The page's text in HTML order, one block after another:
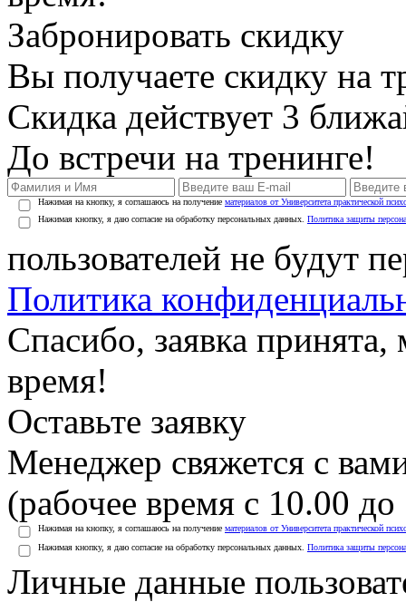
Забронировать скидку
Вы получаете скидку на
Скидка действует 3
До встречи на тренинге!
Нажимая на кнопку, я соглашаюсь на получение материалов от Университета практической
Нажимая кнопку, я даю согласие на обработку персональных данных. Политика защиты
пользователей не будут
Политика
Спасибо, заявка
время!
Оставьте заявку
Менеджер свяжется с
(рабочее время с 10.00
Нажимая на кнопку, я соглашаюсь на получение материалов от Университета практической
Нажимая кнопку, я даю согласие на обработку персональных данных. Политика защиты
Личные данные